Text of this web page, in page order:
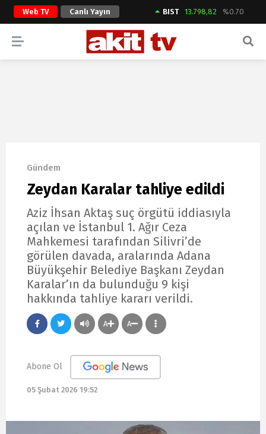
Web TV Canlı Yayın BIST 13.798,82 %0.70
ARAMA YAP
Gündem
Zeydan Karalar tahliye edildi
Aziz İhsan Aktaş suç örgütü iddiasıyla
açılan ve İstanbul 1. Ağır Ceza
Mahkemesi tarafından Silivri’de
görülen davada, aralarında Adana
Büyükşehir Belediye Başkanı Zeydan
Karalar’ın da bulunduğu 9 kişi
hakkında tahliye kararı verildi.
A A
Abone Ol
05 Şubat 2026 19:52